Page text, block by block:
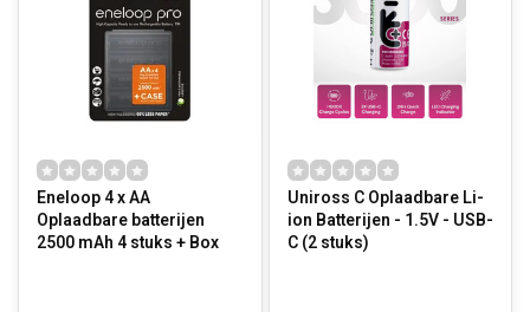
Eneloop 4 x AA
Oplaadbare batterijen
2500 mAh 4 stuks + Box
Uniross C Oplaadbare Li-
ion Batterijen - 1.5V - USB-
C (2 stuks)